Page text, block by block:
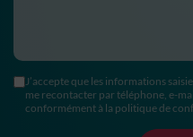
J’accepte que les informations
me recontacter par téléphone, e-
conformément à la politique de